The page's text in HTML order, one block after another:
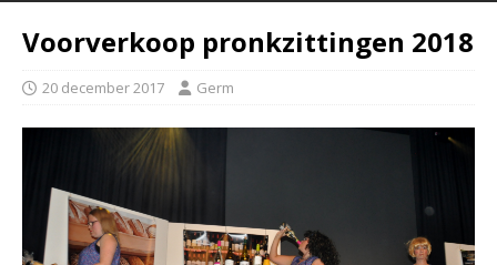
Voorverkoop pronkzittingen 2018
20 december 2017 Germ